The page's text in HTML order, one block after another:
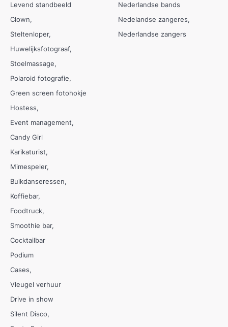
Levend standbeeld
Clown
Steltenloper
Huwelijksfotograaf
Stoelmassage
Polaroid fotografie
Green screen fotohokje
Hostess
Event management
Candy Girl
Karikaturist
Mimespeler
Buikdanseressen
Koffiebar
Foodtruck
Smoothie bar
Cocktailbar
Podium
Cases
Vleugel verhuur
Drive in show
Silent Disco
Nederlandse bands
Nedelandse zangeres
Nederlandse zangers